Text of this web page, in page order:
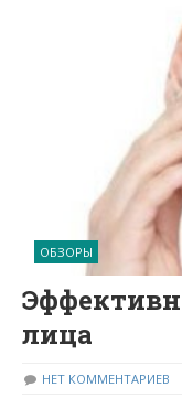
ОБЗОРЫ
лица
НЕТ КОММЕНТАРИЕВ